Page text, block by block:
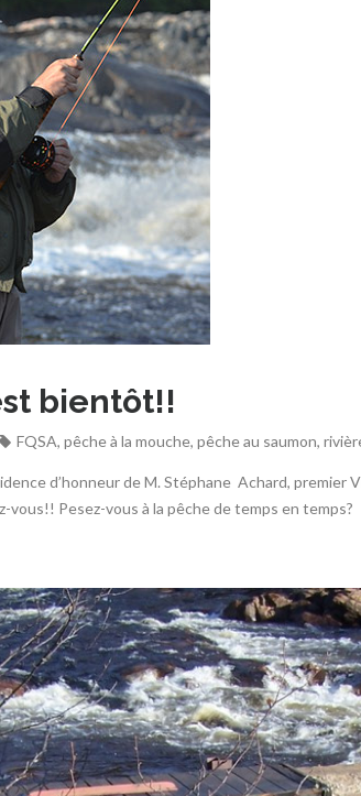
bientôt!!
FQSA, pêche à la mouche, pêche au saumon,
d’honneur de M. Stéphane Achard,
Pesez-vous à la pêche de temps en temps?